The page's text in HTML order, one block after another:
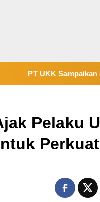
Sampaikan Duka, Janji
Pelaku
Perkuat